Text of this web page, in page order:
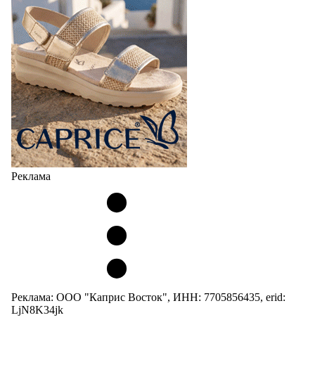
Реклама
Реклама: ООО "Каприс Восток", ИНН: 7705856435, erid:
LjN8K34jk